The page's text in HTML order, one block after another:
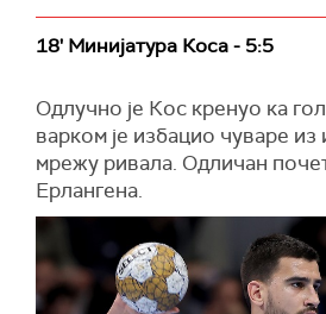
18' Минијатура Коса - 5:5
Одлучно је Кос кренуо ка
варком је избацио чуваре из
мрежу ривала. Одличан
Ерлангена.